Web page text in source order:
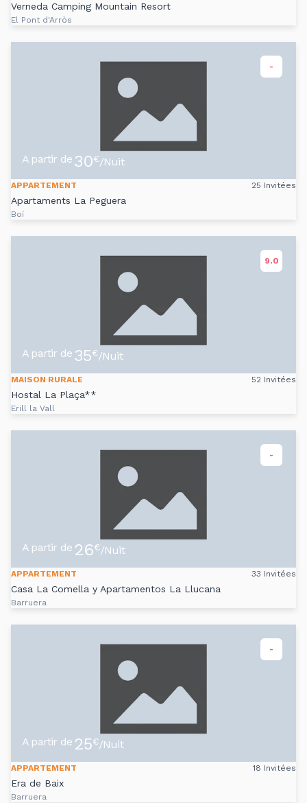
Verneda Camping Mountain Resort
El Pont d'Arròs
-
A partir de 30€/Nuit
APPARTEMENT 25 Invitées
Apartaments La Peguera
Boí
9.0
A partir de 35€/Nuit
MAISON RURALE 52 Invitées
Hostal La Plaça**
Erill la Vall
-
A partir de 26€/Nuit
APPARTEMENT 33 Invitées
Casa La Comella y Apartamentos La Llucana
Barruera
-
A partir de 25€/Nuit
APPARTEMENT 18 Invitées
Era de Baix
Barruera